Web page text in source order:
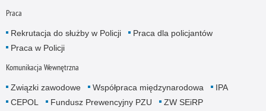
Praca
Rekrutacja do służby w Policji
Praca dla policjantów
Praca w Policji
Komunikacja Wewnętrzna
Związki zawodowe Współpraca międzynarodowa
IPA
CEPOL
Fundusz Prewencyjny PZU
ZW SEiRP